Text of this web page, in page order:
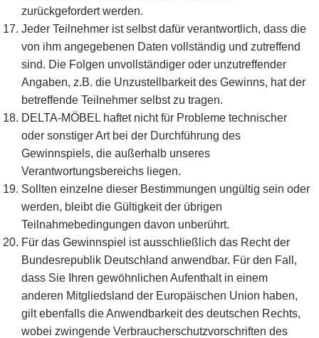
zurückgefordert werden.
Jeder Teilnehmer ist selbst dafür verantwortlich, dass die
von ihm angegebenen Daten vollständig und zutreffend
sind. Die Folgen unvollständiger oder unzutreffender
Angaben, z.B. die Unzustellbarkeit des Gewinns, hat der
betreffende Teilnehmer selbst zu tragen.
DELTA-MÖBEL haftet nicht für Probleme technischer
oder sonstiger Art bei der Durchführung des
Gewinnspiels, die außerhalb unseres
Verantwortungsbereichs liegen.
Sollten einzelne dieser Bestimmungen ungültig sein oder
werden, bleibt die Gültigkeit der übrigen
Teilnahmebedingungen davon unberührt.
Für das Gewinnspiel ist ausschließlich das Recht der
Bundesrepublik Deutschland anwendbar. Für den Fall,
dass Sie Ihren gewöhnlichen Aufenthalt in einem
anderen Mitgliedsland der Europäischen Union haben,
gilt ebenfalls die Anwendbarkeit des deutschen Rechts,
wobei zwingende Verbraucherschutzvorschriften des